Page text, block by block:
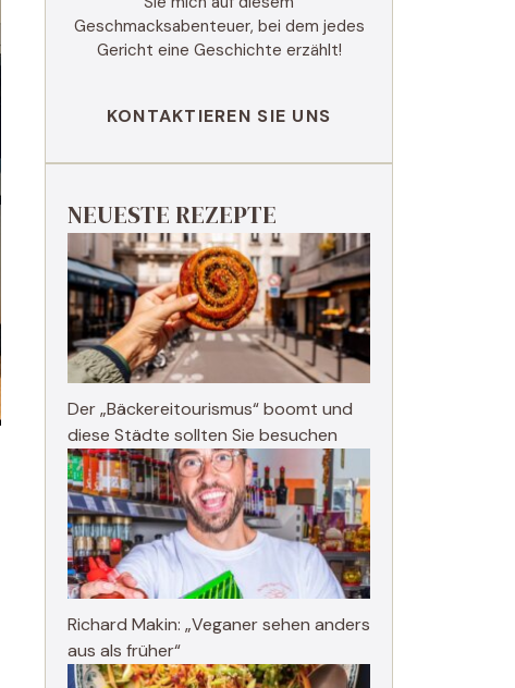
Geschmacksabenteuer, bei dem jedes
Gericht eine Geschichte erzählt!
KONTAKTIEREN SIE UNS
NEUESTE REZEPTE
Der „Bäckereitourismus“ boomt und
diese Städte sollten Sie besuchen
Richard Makin: „Veganer sehen anders
aus als früher“